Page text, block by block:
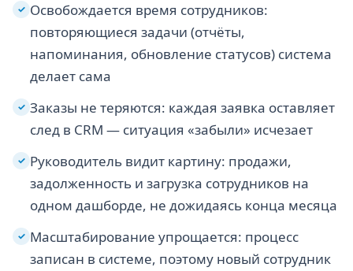
✓ Освобождается время сотрудников:
повторяющиеся задачи (отчёты,
напоминания, обновление статусов) система
делает сама
✓ Заказы не теряются: каждая заявка оставляет
след в CRM — ситуация «забыли» исчезает
✓ Руководитель видит картину: продажи,
задолженность и загрузка сотрудников на
одном дашборде, не дожидаясь конца месяца
✓ Масштабирование упрощается: процесс
записан в системе, поэтому новый сотрудник